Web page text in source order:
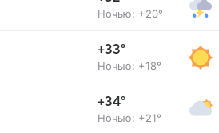
Ночью: +20°
+33°
Ночью: +18°
+34°
Ночью: +21°